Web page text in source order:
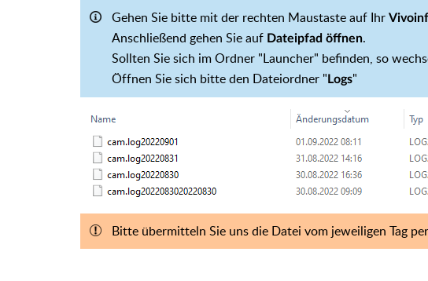
Gehen Sie bitte mit der rechten Maustaste auf Ihr
Anschließend gehen Sie auf Dateipfad öffnen.
Sollten Sie sich im Ordner "Launcher" befinden, so
Öffnen Sie sich bitte den Dateiordner " Logs"
Bitte übermitteln Sie uns die Datei vom jeweiligen Tag